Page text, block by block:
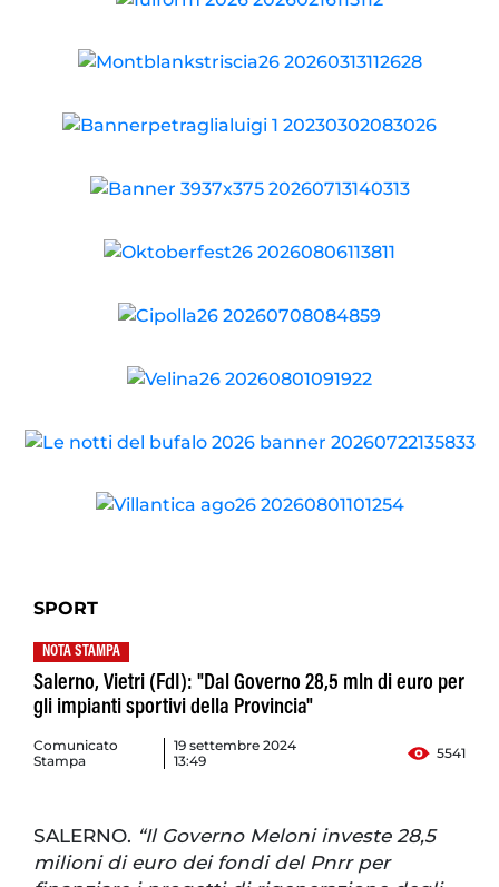
SPORT
NOTA STAMPA
Salerno, Vietri (FdI): "Dal Governo 28,5 mln di euro per
gli impianti sportivi della Provincia"
Comunicato
Stampa
19 settembre 2024
13:49
5541
SALERNO. “Il Governo Meloni investe 28,5
milioni di euro dei fondi del Pnrr per